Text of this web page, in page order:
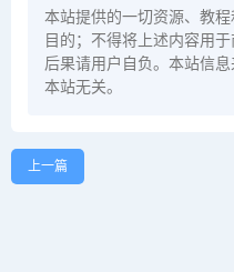
本站提供的一切资源、教
目的；不得将上述内容用
后果请用户自负。本站信
本站无关。
上一篇